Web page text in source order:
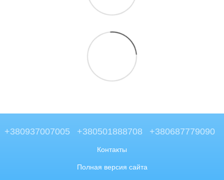
+380937007005 +380501888708 +380687779090
Контакты
Полная версия сайта